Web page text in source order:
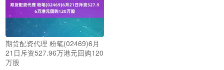
期货配资代理 粉笔(02469)6月
21日斥资527.96万港元回购120
万股